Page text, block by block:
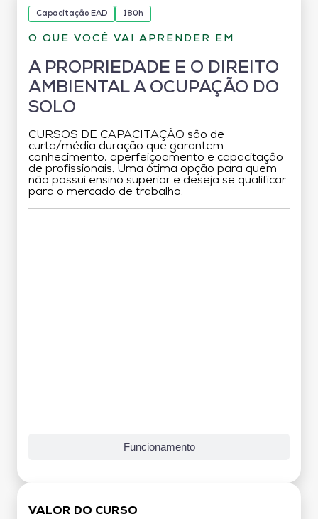
Capacitação EAD 180h
O QUE VOCÊ VAI APRENDER EM
A PROPRIEDADE E O DIREITO
AMBIENTAL A OCUPAÇÃO DO
SOLO
CURSOS DE CAPACITAÇÃO são de
curta/média duração que garantem
conhecimento, aperfeiçoamento e capacitação
de profissionais. Uma ótima opção para quem
não possui ensino superior e deseja se qualificar
para o mercado de trabalho.
Funcionamento
VALOR DO CURSO